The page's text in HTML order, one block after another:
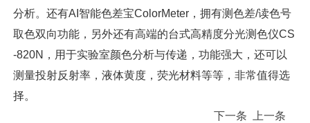
分析。还有AI智能色差宝ColorMeter，拥有测色差/读色号
取色双向功能，另外还有高端的台式高精度分光测色仪CS
-820N，用于实验室颜色分析与传递，功能强大，还可以
测量投射反射率，液体黄度，荧光材料等等，非常值得选
择。
下一条
上一条